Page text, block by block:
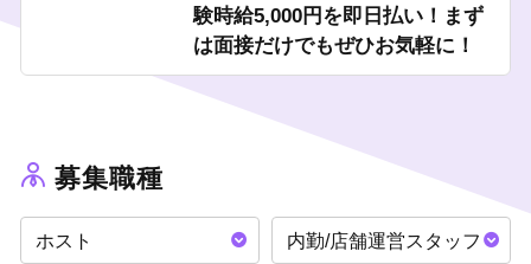
験時給5,000円を即日払い！まず
は面接だけでもぜひお気軽に！
募集職種
ホスト 内勤/店舗運営スタッフ